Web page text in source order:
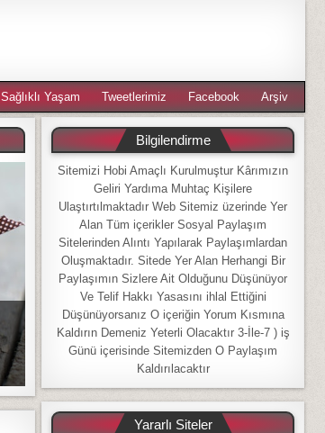
Sağlıklı Yaşam Tweetlerimiz Facebook Arşiv
Bilgilendirme
Sitemizi Hobi Amaçlı Kurulmuştur Kârımızın
Geliri Yardıma Muhtaç Kişilere
Ulaştırtılmaktadır Web Sitemiz üzerinde Yer
Alan Tüm içerikler Sosyal Paylaşım
Sitelerinden Alıntı Yapılarak Paylaşımlardan
Oluşmaktadır. Sitede Yer Alan Herhangi Bir
Paylaşımın Sizlere Ait Olduğunu Düşünüyor
Ve Telif Hakkı Yasasını ihlal Ettiğini
Düşünüyorsanız O içeriğin Yorum Kısmına
Kaldırın Demeniz Yeterli Olacaktır 3-İle-7 ) iş
Günü içerisinde Sitemizden O Paylaşım
Kaldırılacaktır
Yararlı Siteler